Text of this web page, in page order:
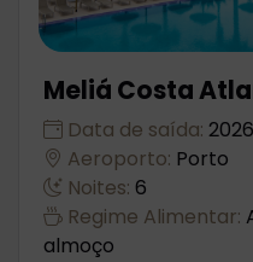
Meliá Costa
Data de saída:
Aeroporto: Porto
Noites: 6
Regime Alimentar:
almoço